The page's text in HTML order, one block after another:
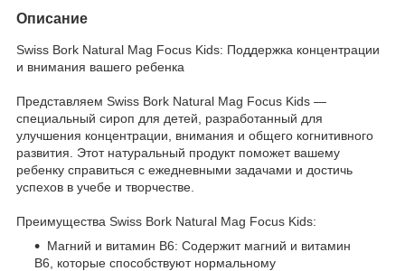
Описание
Swiss Bork Natural Mag Focus Kids: Поддержка концентрации
и внимания вашего ребенка
Представляем Swiss Bork Natural Mag Focus Kids —
специальный сироп для детей, разработанный для
улучшения концентрации, внимания и общего когнитивного
развития. Этот натуральный продукт поможет вашему
ребенку справиться с ежедневными задачами и достичь
успехов в учебе и творчестве.
Преимущества Swiss Bork Natural Mag Focus Kids:
Магний и витамин B6: Содержит магний и витамин
B6, которые способствуют нормальному